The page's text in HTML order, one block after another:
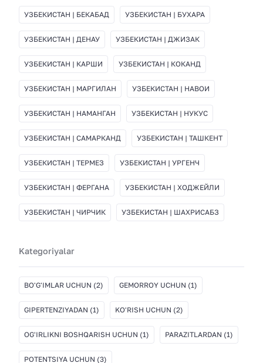
УЗБЕКИСТАН | БЕКАБАД УЗБЕКИСТАН | БУХАРА
УЗБЕКИСТАН | ДЕНАУ УЗБЕКИСТАН | ДЖИЗАК
УЗБЕКИСТАН | КАРШИ УЗБЕКИСТАН | КОКАНД
УЗБЕКИСТАН | МАРГИЛАН УЗБЕКИСТАН | НАВОИ
УЗБЕКИСТАН | НАМАНГАН УЗБЕКИСТАН | НУКУС
УЗБЕКИСТАН | САМАРКАНД УЗБЕКИСТАН | ТАШКЕНТ
УЗБЕКИСТАН | ТЕРМЕЗ УЗБЕКИСТАН | УРГЕНЧ
УЗБЕКИСТАН | ФЕРГАНА УЗБЕКИСТАН | ХОДЖЕЙЛИ
УЗБЕКИСТАН | ЧИРЧИК УЗБЕКИСТАН | ШАХРИСАБЗ
Kategoriyalar
BO'G'IMLAR UCHUN (2) GEMORROY UCHUN (1)
GIPERTENZIYADAN (1) KO'RISH UCHUN (2)
OG'IRLIKNI BOSHQARISH UCHUN (1) PARAZITLARDAN (1)
POTENTSIYA UCHUN (3)